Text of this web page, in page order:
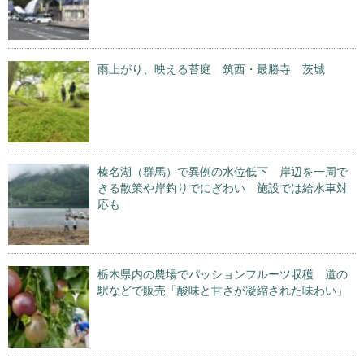
雨上がり、映える苔庭 筑西・最勝寺 茨城
榛名湖（群馬）で異例の水位低下 岸辺を一周で
きる散策や岸釣りでにぎわい 施設では給水車対
応も
栃木県内の農場でパッションフルーツ収穫 道の
駅などで販売「酸味と甘さが凝縮された味わい」